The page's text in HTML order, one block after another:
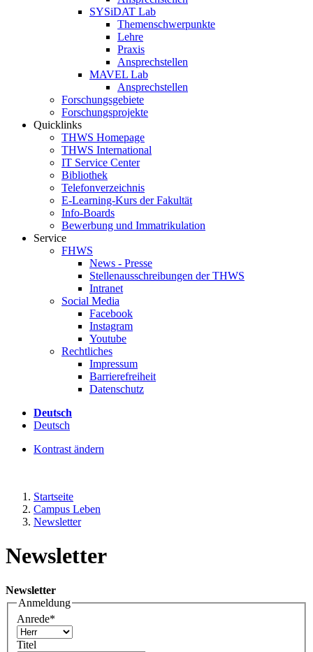
SYSiDAT Lab
Themenschwerpunkte
Lehre
Praxis
Ansprechstellen
MAVEL Lab
Ansprechstellen
Forschungsgebiete
Forschungsprojekte
Quicklinks
THWS Homepage
THWS International
IT Service Center
Bibliothek
Telefonverzeichnis
E-Learning-Kurs der Fakultät
Info-Boards
Bewerbung und Immatrikulation
Service
FHWS
News - Presse
Stellenausschreibungen der THWS
Intranet
Social Media
Facebook
Instagram
Youtube
Rechtliches
Impressum
Barrierefreiheit
Datenschutz
Deutsch
Deutsch
Kontrast ändern
Startseite
Campus Leben
Newsletter
Newsletter
Newsletter
Anmeldung
Anrede*
Titel